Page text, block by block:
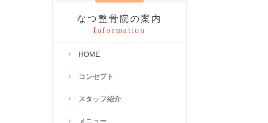
なつ整骨院の案内
Information
HOME
コンセプト
スタッフ紹介
メニュー